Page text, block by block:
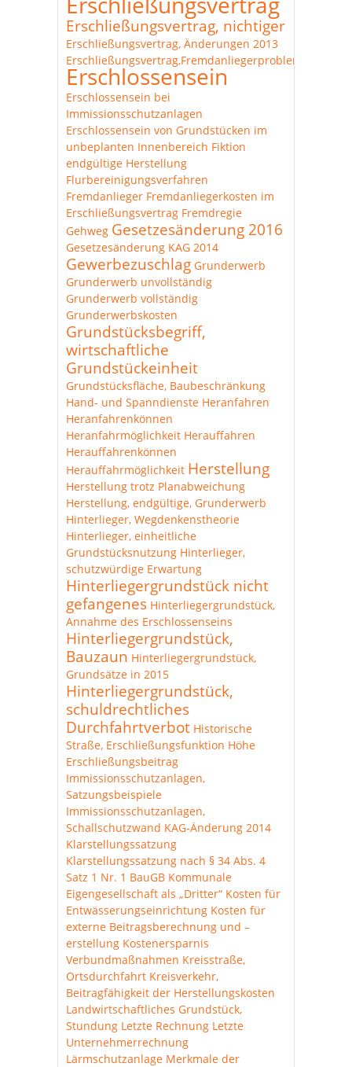
Erschließungsvertrag, nichtiger
Erschließungsvertrag, Änderungen 2013
Erschließungsvertrag,Fremdanliegerproblematik
Erschlossensein
Erschlossensein bei
Immissionsschutzanlagen
Erschlossensein von Grundstücken im
unbeplanten Innenbereich Fiktion
endgültige Herstellung
Flurbereinigungsverfahren
Fremdanlieger Fremdanliegerkosten im
Erschließungsvertrag Fremdregie
Gehweg Gesetzesänderung 2016
Gesetzesänderung KAG 2014
Gewerbezuschlag Grunderwerb
Grunderwerb unvollständig
Grunderwerb vollständig
Grunderwerbskosten
Grundstücksbegriff,
wirtschaftliche
Grundstückeinheit
Grundstücksfläche, Baubeschränkung
Hand- und Spanndienste Heranfahren
Heranfahrenkönnen
Heranfahrmöglichkeit Herauffahren
Herauffahrenkönnen
Herauffahrmöglichkeit Herstellung
Herstellung trotz Planabweichung
Herstellung, endgültige, Grunderwerb
Hinterlieger, Wegdenkenstheorie
Hinterlieger, einheitliche
Grundstücksnutzung Hinterlieger,
schutzwürdige Erwartung
Hinterliegergrundstück nicht
gefangenes Hinterliegergrundstück,
Annahme des Erschlossenseins
Hinterliegergrundstück,
Bauzaun Hinterliegergrundstück,
Grundsätze in 2015
Hinterliegergrundstück,
schuldrechtliches
Durchfahrtverbot Historische
Straße, Erschließungsfunktion Höhe
Erschließungsbeitrag
Immissionsschutzanlagen,
Satzungsbeispiele
Immissionsschutzanlagen,
Schallschutzwand KAG-Änderung 2014
Klarstellungssatzung
Klarstellungssatzung nach § 34 Abs. 4
Satz 1 Nr. 1 BauGB Kommunale
Eigengesellschaft als „Dritter“ Kosten für
Entwässerungseinrichtung Kosten für
externe Beitragsberechnung und –
erstellung Kostenersparnis
Verbundmaßnahmen Kreisstraße,
Ortsdurchfahrt Kreisverkehr,
Beitragfähigkeit der Herstellungskosten
Landwirtschaftliches Grundstück,
Stundung Letzte Rechnung Letzte
Unternehmerrechnung
Lärmschutzanlage Merkmale der